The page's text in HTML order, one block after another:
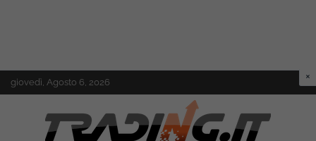
Skip
to
giovedì, Agosto 6, 2026